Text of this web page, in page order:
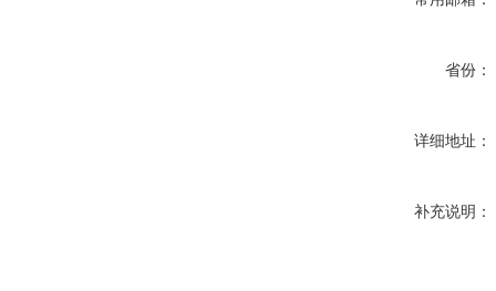
省份：
详细地址：
补充说明：